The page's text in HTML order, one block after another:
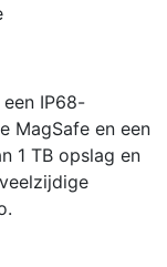
IP68-
MagSafe en een
1 TB opslag en